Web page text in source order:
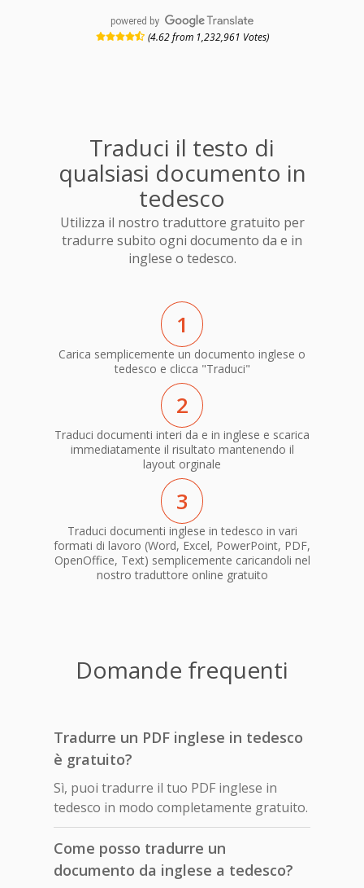
powered by
(4.62 from 1,232,961 Votes)
Traduci il testo di
qualsiasi documento in
tedesco
Utilizza il nostro traduttore gratuito per
tradurre subito ogni documento da e in
inglese o tedesco.
1
Carica semplicemente un documento inglese o
tedesco e clicca "Traduci"
2
Traduci documenti interi da e in inglese e scarica
immediatamente il risultato mantenendo il
layout orginale
3
Traduci documenti inglese in tedesco in vari
formati di lavoro (Word, Excel, PowerPoint, PDF,
OpenOffice, Text) semplicemente caricandoli nel
nostro traduttore online gratuito
Domande frequenti
Tradurre un PDF inglese in tedesco
è gratuito?
Sì, puoi tradurre il tuo PDF inglese in
tedesco in modo completamente gratuito.
Come posso tradurre un
documento da inglese a tedesco?